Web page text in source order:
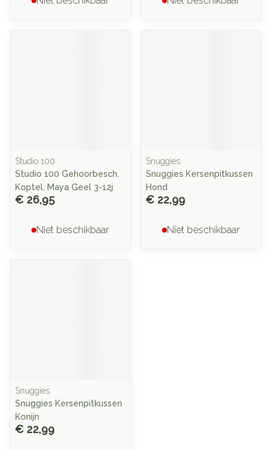
Studio 100
Studio 100 Gehoorbesch.
Koptel. Maya Geel 3-12j
€ 26,95
Niet beschikbaar
Snuggies
Snuggies Kersenpitkussen
Hond
€ 22,99
Niet beschikbaar
Snuggies
Snuggies Kersenpitkussen
Konijn
€ 22,99